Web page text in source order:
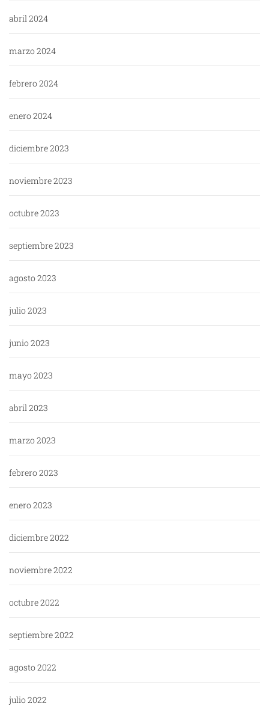
abril 2024
marzo 2024
febrero 2024
enero 2024
diciembre 2023
noviembre 2023
octubre 2023
septiembre 2023
agosto 2023
julio 2023
junio 2023
mayo 2023
abril 2023
marzo 2023
febrero 2023
enero 2023
diciembre 2022
noviembre 2022
octubre 2022
septiembre 2022
agosto 2022
julio 2022